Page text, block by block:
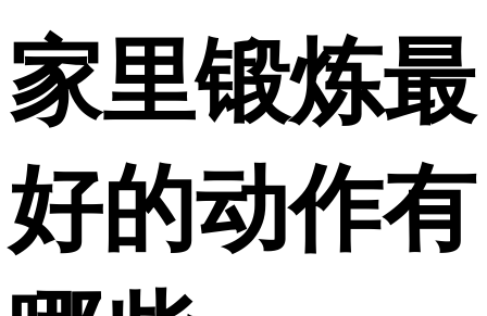
家里锻炼最
好的动作有